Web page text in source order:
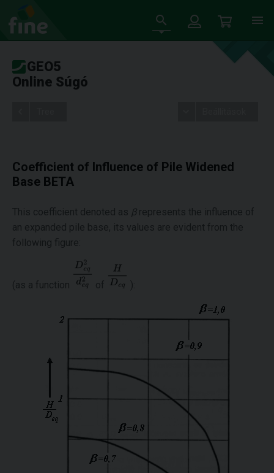
GEO5
Online Súgó
Coefficient of Influence of Pile Widened
Base BETA
This coefficient denoted as βrepresents the influence of
an expanded pile base, its values are evident from the
following figure:
(as a function of ):